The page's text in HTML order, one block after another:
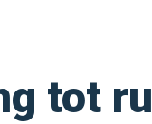
tot